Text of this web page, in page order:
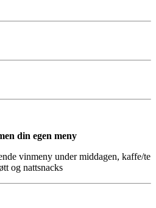
din egen meny
vinmeny under middagen, kaffe/te
og nattsnacks